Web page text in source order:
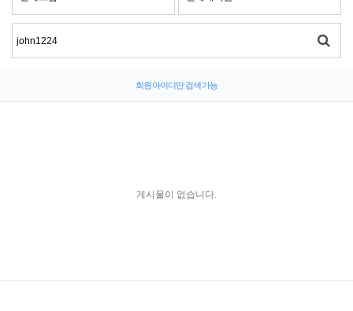
회원 아이디만 검색 가능
게시물이 없습니다.